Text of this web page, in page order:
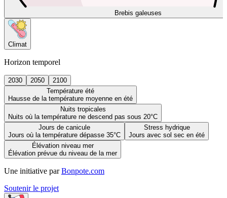
Brebis galeuses
Climat
Horizon temporel
2030 2050
2100
Température été
Hausse de la température moyenne en été
Nuits tropicales
Nuits où la température ne descend pas sous 20°C
Jours de canicule
Jours où la température dépasse 35°C
Stress hydrique
Jours avec sol sec en été
Élévation niveau mer
Élévation prévue du niveau de la mer
Une initiative par Bonpote.com
Soutenir le projet